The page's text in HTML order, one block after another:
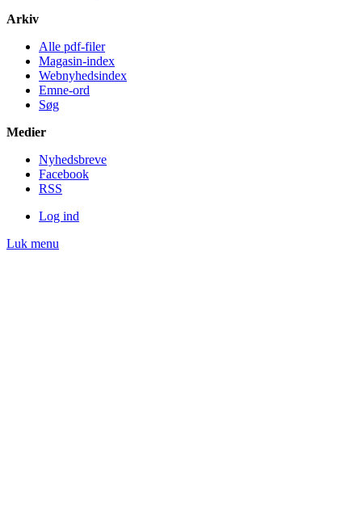
Arkiv
Alle pdf-filer
Magasin-index
Webnyhedsindex
Emne-ord
Søg
Medier
Nyheds­breve
Facebook
RSS
Log ind
Luk menu